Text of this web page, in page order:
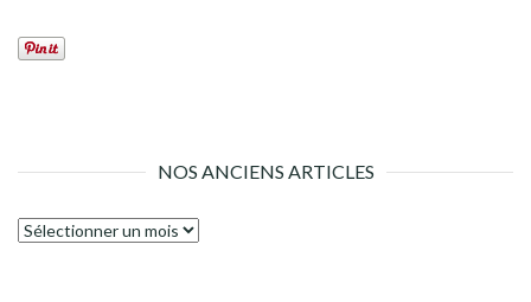
NOS ANCIENS ARTICLES
Nos